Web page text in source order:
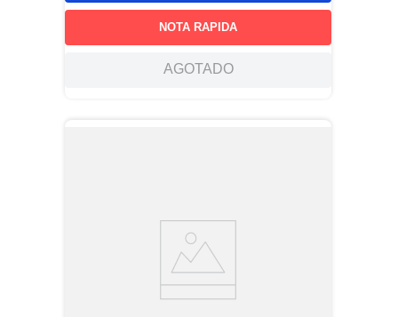
NOTA RAPIDA
AGOTADO